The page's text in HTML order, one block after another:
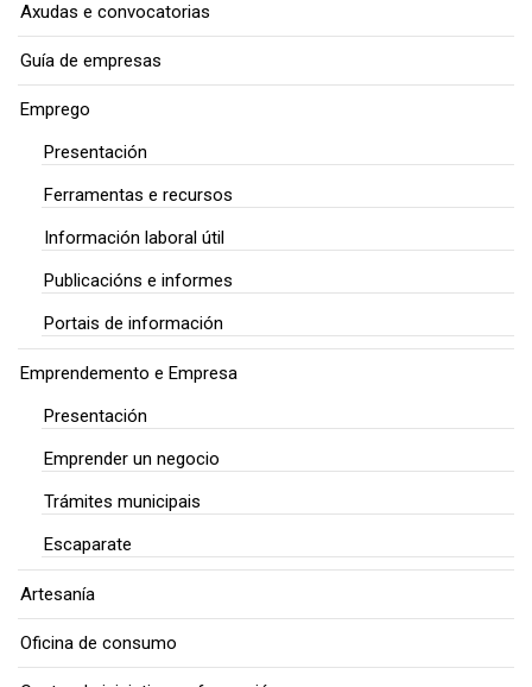
Axudas e convocatorias
Guía de empresas
Emprego
Presentación
Ferramentas e recursos
Información laboral útil
Publicacións e informes
Portais de información
Emprendemento e Empresa
Presentación
Emprender un negocio
Trámites municipais
Escaparate
Artesanía
Oficina de consumo